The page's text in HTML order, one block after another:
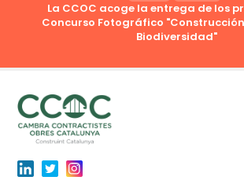
La CCOC acoge la entrega de los
Concurso Fotográfico
Biodiversidad"